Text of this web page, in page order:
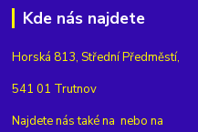
Kde nás najdete
Horská 813, Střední Předměstí,
541 01 Trutnov
Najdete nás také na nebo na